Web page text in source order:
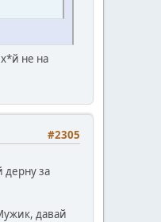
не на
#2305
дерну за
давай